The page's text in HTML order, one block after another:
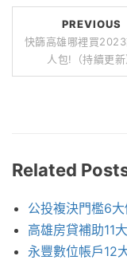
PREVIOUS
快篩高雄哪裡買
人包!（持續更新
Related
公投複決門檻6
高雄房貸補助11
永豐數位帳戶12